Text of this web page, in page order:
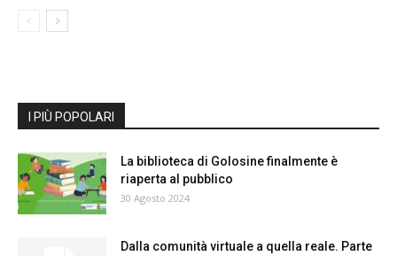
I PIÙ POPOLARI
La biblioteca di Golosine finalmente è
riaperta al pubblico
30 Agosto 2024
Dalla comunità virtuale a quella reale. Parte